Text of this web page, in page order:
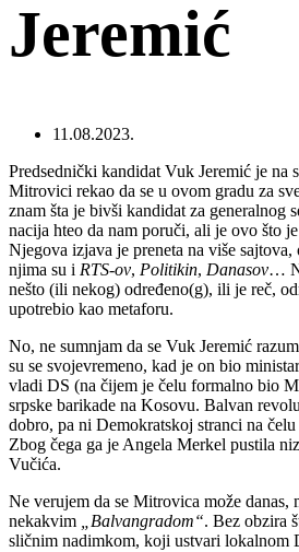
Jeremić
11.08.2023.
Predsednički kandidat Vuk Jeremić je na
Mitrovici rekao da se u ovom gradu za
znam šta je bivši kandidat za generalnog
nacija hteo da nam poruči, ali je ovo što
Njegova izjava je preneta na više sajtova,
njima su i RTS-ov, Politikin, Danasov…
nešto (ili nekog) određeno(g), ili je reč,
upotrebio kao metaforu.
No, ne sumnjam da se Vuk Jeremić
su se svojevremeno, kad je on bio
vladi DS (na čijem je čelu formalno bio
srpske barikade na Kosovu. Balvan
dobro, pa ni Demokratskoj stranci na
Zbog čega ga je Angela Merkel pustila
Vučića.
Ne verujem da se Mitrovica može danas,
nekakvim
„Balvangradom“. Bez obzira
sličnim nadimkom, koji ustvari lokalnom